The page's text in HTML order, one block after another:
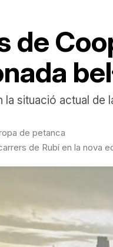
de
situació actual
de petanca
de Rubí en la nova